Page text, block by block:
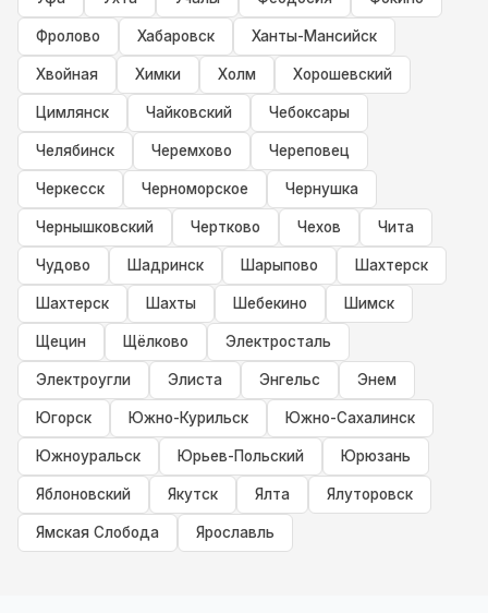
Фролово Хабаровск Ханты-Мансийск
Хвойная Химки Холм Хорошевский
Цимлянск Чайковский Чебоксары
Челябинск Черемхово Череповец
Черкесск Черноморское Чернушка
Чернышковский Чертково Чехов Чита
Чудово Шадринск Шарыпово Шахтерск
Шахтерск Шахты Шебекино Шимск
Щецин Щёлково Электросталь
Электроугли Элиста Энгельс Энем
Югорск Южно-Курильск Южно-Сахалинск
Южноуральск Юрьев-Польский Юрюзань
Яблоновский Якутск Ялта Ялуторовск
Ямская Слобода Ярославль